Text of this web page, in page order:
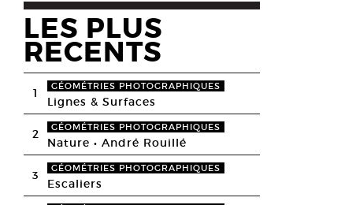
LES PLUS
RECENTS
1 GÉOMÉTRIES PHOTOGRAPHIQUES
Lignes & Surfaces
2 GÉOMÉTRIES PHOTOGRAPHIQUES
Nature • André Rouillé
3 GÉOMÉTRIES PHOTOGRAPHIQUES
Escaliers